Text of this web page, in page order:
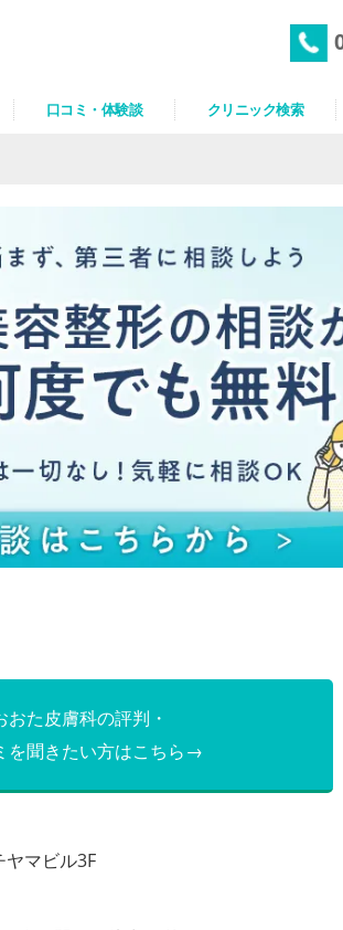
口コミ・体験談 クリニック検索
おた皮膚科の評判・
を聞きたい方はこちら→
マビル3F